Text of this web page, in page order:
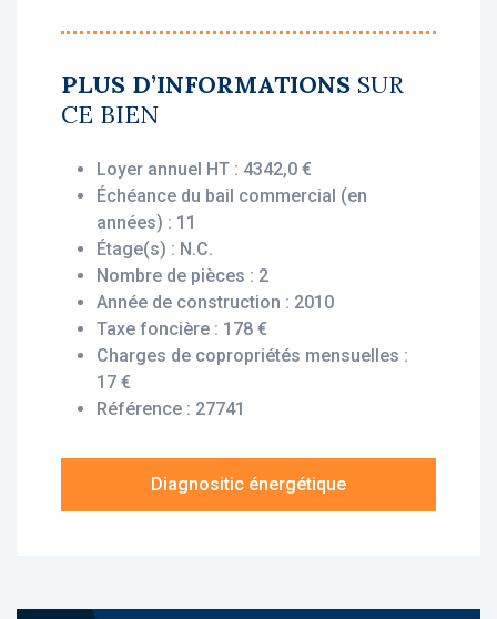
• Gestionnaire : Belambra Clubs
Vous bénéficiez du statut fiscal LMNP
d’impôt sur vos revenus locatifs. Le bien est
exploité par un gestionnaire professionnel
(Belambra Clubs), engagé par un bail
commercial, vous assurant le versement des
loyers dès l’acquisition, que le logement soit
loué ou non.
Description du bien :
Cet appartement T2 situé au rez-de-chaussée
offre une disposition fonctionnelle et
kitchenette et placard donnant sur un balcon,
une chambre avec placard, un wc, une salle
La résidence Belambra Clubs Les Tuquets est
PLUS D’INFORMATIONS SUR
CE BIEN
Loyer annuel HT : 4342,0 €
Échéance du bail commercial (en
années) : 11
Étage(s) : N.C.
Nombre de pièces : 2
Année de construction : 2010
Taxe foncière : 178 €
Charges de copropriétés mensuelles :
17 €
Référence : 27741
Diagnositic énergétique